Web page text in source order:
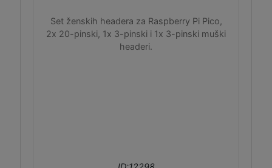
Set ženskih headera za Raspberry Pi Pico,
2x 20-pinski, 1x 3-pinski i 1x 3-pinski muški
headeri.